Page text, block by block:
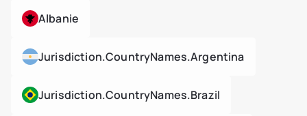
Albanie
Jurisdiction.countryNames.argentina
Jurisdiction.countryNames.brazil